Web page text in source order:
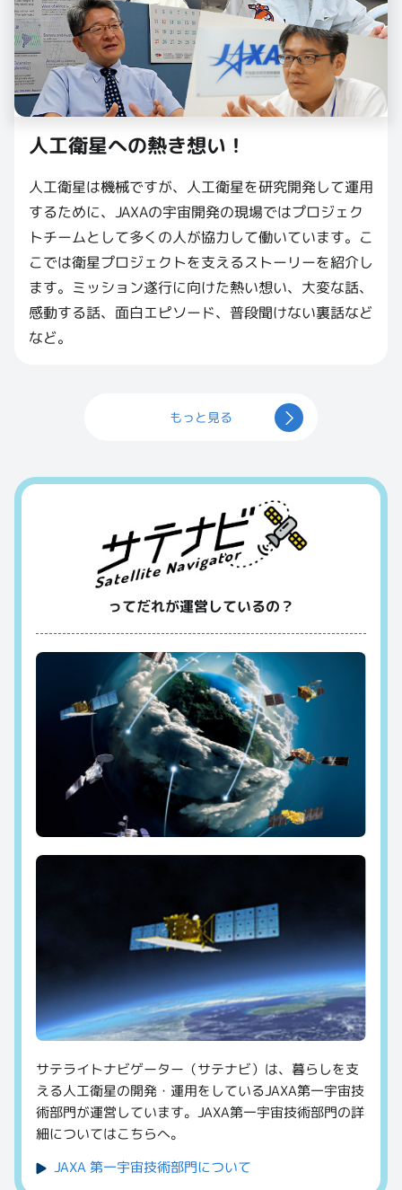
人工衛星への熱き想い！
人工衛星は機械ですが、人工衛星を研究開発して運用
するために、JAXAの宇宙開発の現場ではプロジェク
トチームとして多くの人が協力して働いています。こ
こでは衛星プロジェクトを支えるストーリーを紹介し
ます。ミッション遂行に向けた熱い想い、大変な話、
感動する話、面白エピソード、普段聞けない裏話など
など。
もっと見る
ってだれが運営しているの？
サテライトナビゲーター（サテナビ）は、暮らしを支
える人工衛星の開発・運用をしているJAXA第一宇宙技
術部門が運営しています。JAXA第一宇宙技術部門の詳
細についてはこちらへ。
JAXA 第一宇宙技術部門について